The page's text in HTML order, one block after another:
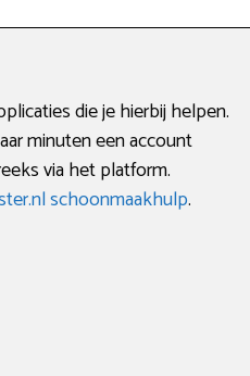
die je hierbij helpen.
minuten een account
via het platform.
schoonmaakhulp.